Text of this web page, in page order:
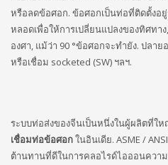
หรือลดข้อศอก. ข้อศอกเป็นท่อที่ติดตั้งอ
หลอดเพื่อให้การเปลี่ยนแปลงของทิศทา
องศา, แม้ว่า 90 °ข้อศอกจะทำยัง. ปลา
หรือเชื่อม socketed (SW) ฯลฯ.
ระบบท่อส่งของจีนเป็นหนึ่งในผู้ผลิตที่ใ
เชื่อมท่อข้อศอกในอินเดีย. ASME /
ต้านทานที่ดีในการคลอไรด์ไอออนควา